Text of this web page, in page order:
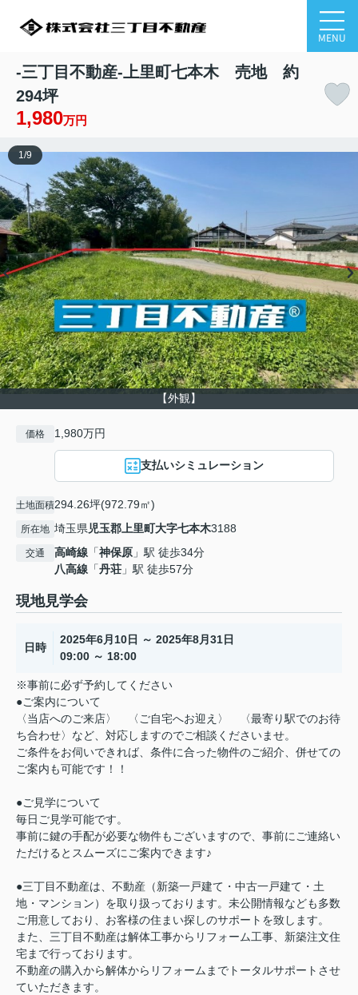
MENU
-三丁目不動産-上里町七本木 売地 約
294坪
1,980万円
【外観】
1 /9
価格 1,980万円
支払いシミュレーション
土地面積294.26坪(972.79㎡)
所在地 埼玉県児玉郡上里町大字七本木3188
交通 高崎線 「神保原 」駅 徒歩34分
八高線 「丹荘 」駅 徒歩57分
現地見学会
日時
2025年6月10日 ～ 2025年8月31日
09:00 ～ 18:00
※事前に必ず予約してください
●ご案内について
〈当店へのご来店〉 〈ご自宅へお迎え〉 〈最寄り駅でのお待
ち合わせ〉など、対応しますのでご相談くださいませ。
ご条件をお伺いできれば、条件に合った物件のご紹介、併せての
ご案内も可能です！！
●ご見学について
毎日ご見学可能です。
事前に鍵の手配が必要な物件もございますので、事前にご連絡い
ただけるとスムーズにご案内できます♪
●三丁目不動産は、不動産（新築一戸建て・中古一戸建て・土
地・マンション）を取り扱っております。未公開情報なども多数
ご用意しており、お客様の住まい探しのサポートを致します。
また、三丁目不動産は解体工事からリフォーム工事、新築注文住
宅まで行っております。
不動産の購入から解体からリフォームまでトータルサポートさせ
ていただきます。